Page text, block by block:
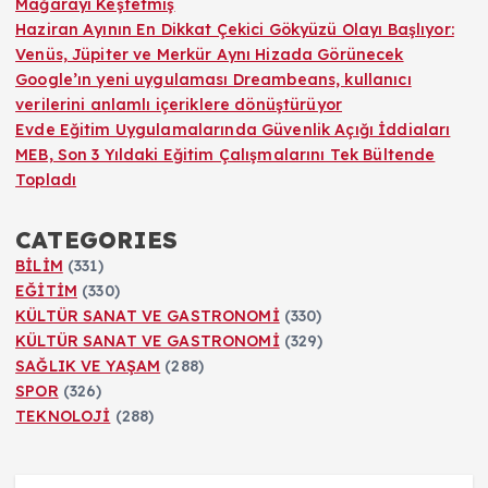
Mağarayı Keşfetmiş
Haziran Ayının En Dikkat Çekici Gökyüzü Olayı Başlıyor:
Venüs, Jüpiter ve Merkür Aynı Hizada Görünecek
Google’ın yeni uygulaması Dreambeans, kullanıcı
verilerini anlamlı içeriklere dönüştürüyor
Evde Eğitim Uygulamalarında Güvenlik Açığı İddiaları
MEB, Son 3 Yıldaki Eğitim Çalışmalarını Tek Bültende
Topladı
CATEGORIES
BİLİM (331)
EĞİTİM (330)
KÜLTÜR SANAT VE GASTRONOMİ (330)
KÜLTÜR SANAT VE GASTRONOMİ (329)
SAĞLIK VE YAŞAM (288)
SPOR (326)
TEKNOLOJİ (288)